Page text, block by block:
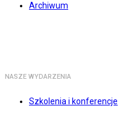
Archiwum
NASZE WYDARZENIA
Szkolenia i konferencje